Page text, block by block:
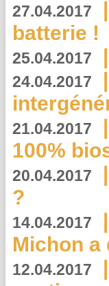
27.04.2017 |
batterie !
25.04.2017 |
24.04.2017 |
21.04.2017 |
100%
20.04.2017 |
?
14.04.2017 |
Michon a
12.04.2017 |